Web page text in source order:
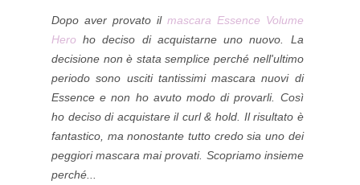
Dopo aver provato il mascara Essence Volume
Hero ho deciso di acquistarne uno nuovo. La
decisione non è stata semplice perché nell'ultimo
periodo sono usciti tantissimi mascara nuovi di
Essence e non ho avuto modo di provarli. Così
ho deciso di acquistare il curl & hold. Il risultato è
fantastico, ma nonostante tutto credo sia uno dei
peggiori mascara mai provati. Scopriamo insieme
perché...